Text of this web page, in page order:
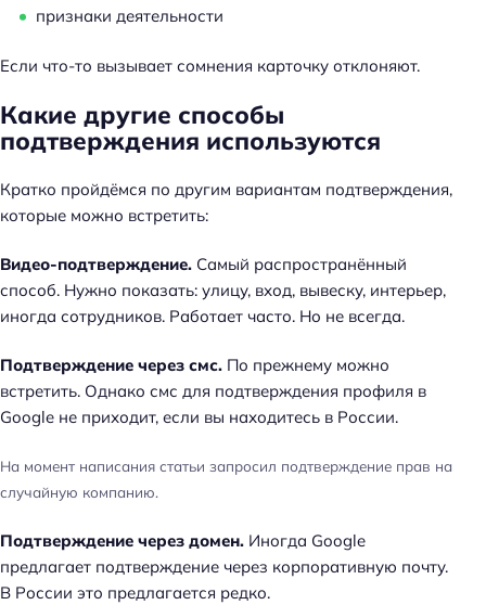
признаки деятельности
Если что-то вызывает сомнения карточку отклоняют.
Какие другие способы
подтверждения используются
Кратко пройдёмся по другим вариантам подтверждения,
которые можно встретить:
Видео-подтверждение. Самый распространённый
способ. Нужно показать: улицу, вход, вывеску, интерьер,
иногда сотрудников. Работает часто. Но не всегда.
Подтверждение через смс. По прежнему можно
встретить. Однако смс для подтверждения профиля в
Google не приходит, если вы находитесь в России.
На момент написания статьи запросил подтверждение прав на
случайную компанию.
Подтверждение через домен. Иногда Google
предлагает подтверждение через корпоративную почту.
В России это предлагается редко.